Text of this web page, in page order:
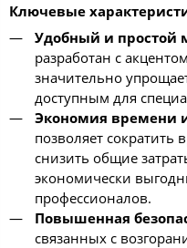
Ключевые
Удобный и простой
разработан с
значительно
доступным для
Экономия времени
позволяет
снизить общие
экономически
профессионалов.
Повышенная
связанных с